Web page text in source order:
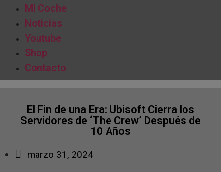
Mi Coche
Noticias
Youtube
Shop
Contacto
El Fin de una Era: Ubisoft Cierra los
Servidores de ‘The Crew’ Después de
10 Años
marzo 31, 2024